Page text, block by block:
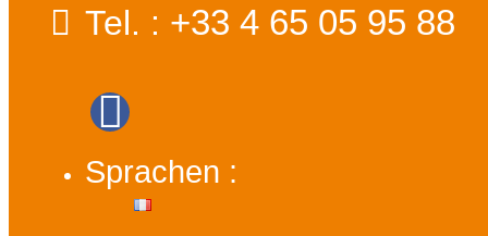
Tel. : +33 4 65 05 95 88
Sprachen :